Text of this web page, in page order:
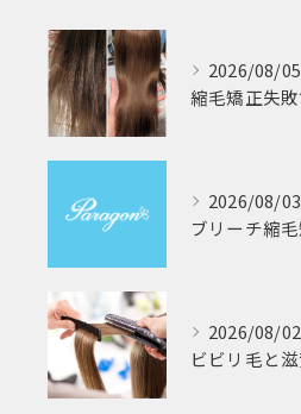
2026/08/05
2026/08/03
2026/08/02